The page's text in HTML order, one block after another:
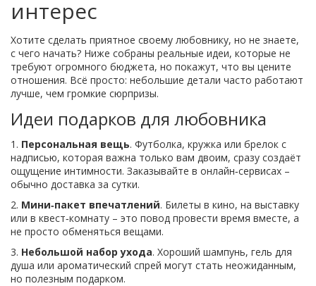
интерес
Хотите сделать приятное своему любовнику, но не знаете,
с чего начать? Ниже собраны реальные идеи, которые не
требуют огромного бюджета, но покажут, что вы цените
отношения. Всё просто: небольшие детали часто работают
лучше, чем громкие сюрпризы.
Идеи подарков для любовника
1. Персональная вещь. Футболка, кружка или брелок с
надписью, которая важна только вам двоим, сразу создаёт
ощущение интимности. Заказывайте в онлайн‑сервисах –
обычно доставка за сутки.
2. Мини‑пакет впечатлений. Билеты в кино, на выставку
или в квест‑комнату – это повод провести время вместе, а
не просто обменяться вещами.
3. Небольшой набор ухода. Хороший шампунь, гель для
душа или ароматический спрей могут стать неожиданным,
но полезным подарком.